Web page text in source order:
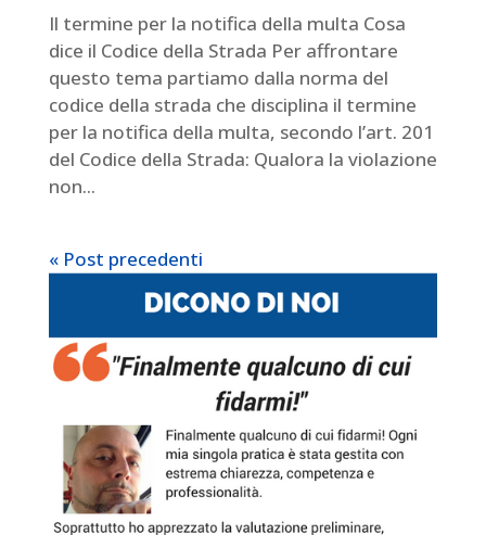
Il termine per la notifica della multa Cosa
dice il Codice della Strada Per affrontare
questo tema partiamo dalla norma del
codice della strada che disciplina il termine
per la notifica della multa, secondo l’art. 201
del Codice della Strada: Qualora la violazione
non...
« Post precedenti